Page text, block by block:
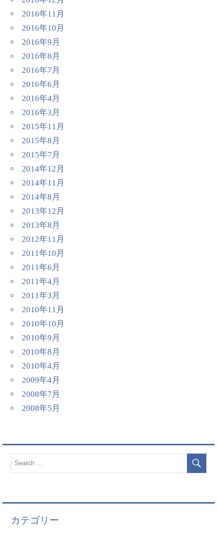
2016年11月
2016年10月
2016年9月
2016年8月
2016年7月
2016年6月
2016年4月
2016年3月
2015年11月
2015年8月
2015年7月
2014年12月
2014年11月
2014年8月
2013年12月
2013年8月
2012年11月
2011年10月
2011年6月
2011年4月
2011年3月
2010年11月
2010年10月
2010年9月
2010年8月
2010年4月
2009年4月
2008年7月
2008年5月
カテゴリー